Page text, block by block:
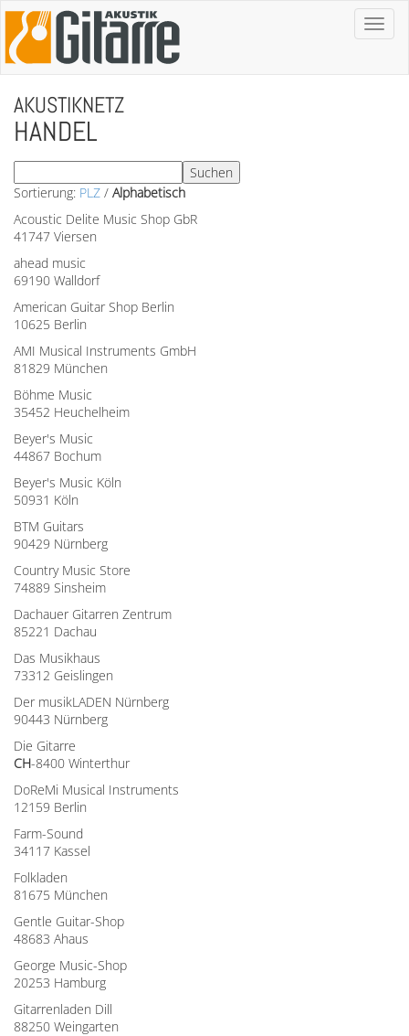
Toggle
AKUSTIKNETZ
HANDEL
Sortierung: PLZ / Alphabetisch
Acoustic Delite Music Shop GbR
41747 Viersen
ahead music
69190 Walldorf
American Guitar Shop Berlin
10625 Berlin
AMI Musical Instruments GmbH
81829 München
Böhme Music
35452 Heuchelheim
Beyer's Music
44867 Bochum
Beyer's Music Köln
50931 Köln
BTM Guitars
90429 Nürnberg
Country Music Store
74889 Sinsheim
Dachauer Gitarren Zentrum
85221 Dachau
Das Musikhaus
73312 Geislingen
Der musikLADEN Nürnberg
90443 Nürnberg
Die Gitarre
CH-8400 Winterthur
DoReMi Musical Instruments
12159 Berlin
Farm-Sound
34117 Kassel
Folkladen
81675 München
Gentle Guitar-Shop
48683 Ahaus
George Music-Shop
20253 Hamburg
Gitarrenladen Dill
88250 Weingarten